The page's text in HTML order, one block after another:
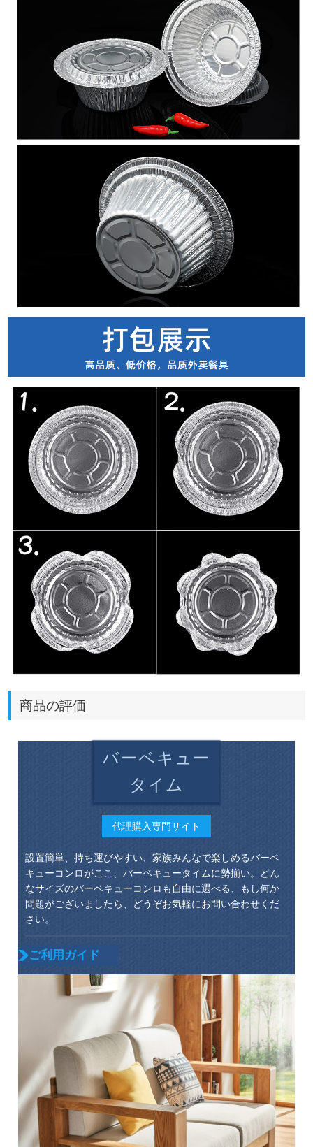
商品の評価
バーベキュー
タイム
代理購入専門サイト
設置簡単、持ち運びやすい、家族みんなで楽しめるバーベ
キューコンロがここ、バーベキュータイムに勢揃い。どん
なサイズのバーベキューコンロも自由に選べる、もし何か
問題がございましたら、どうぞお気軽にお問い合わせくだ
さい。
ご利用ガイド